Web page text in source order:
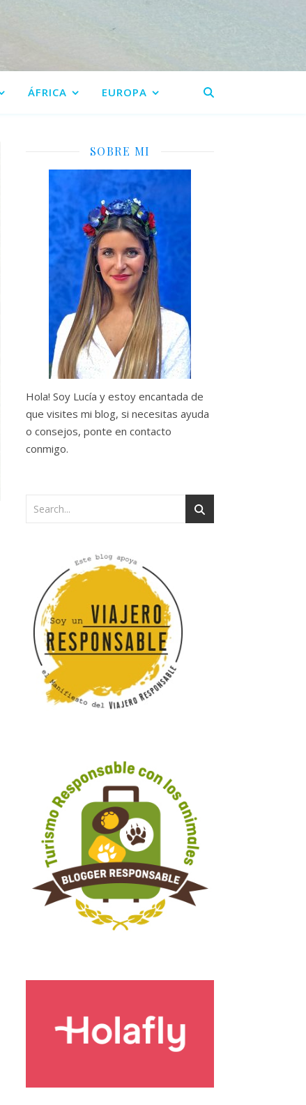
ÁFRICA EUROPA
SOBRE MI
Hola! Soy Lucía y estoy encantada de
que visites mi blog, si necesitas ayuda
o consejos, ponte en contacto
conmigo.